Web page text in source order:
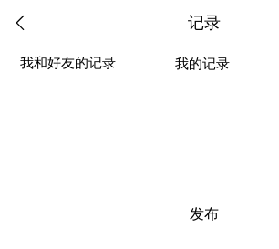
记录
我和好友的记录 我的记录
发布